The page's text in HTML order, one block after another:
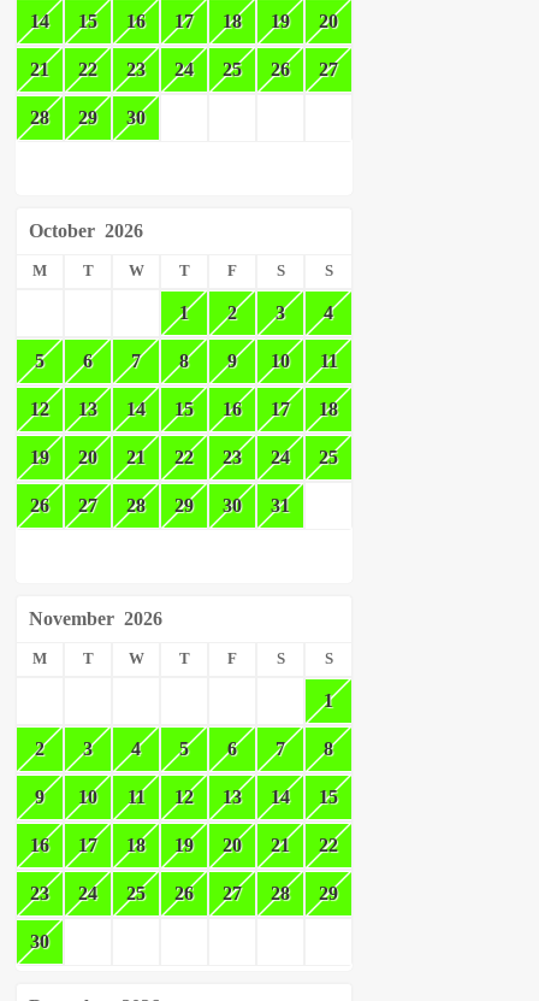
14 15 16 17 18 19 20
21 22 23 24 25 26 27
28 29 30
October 2026
M T W T F S S
1 2 3 4
5 6 7 8 9 10 11
12 13 14 15 16 17 18
19 20 21 22 23 24 25
26 27 28 29 30 31
November 2026
M T W T F S S
1
2 3 4 5 6 7 8
9 10 11 12 13 14 15
16 17 18 19 20 21 22
23 24 25 26 27 28 29
30